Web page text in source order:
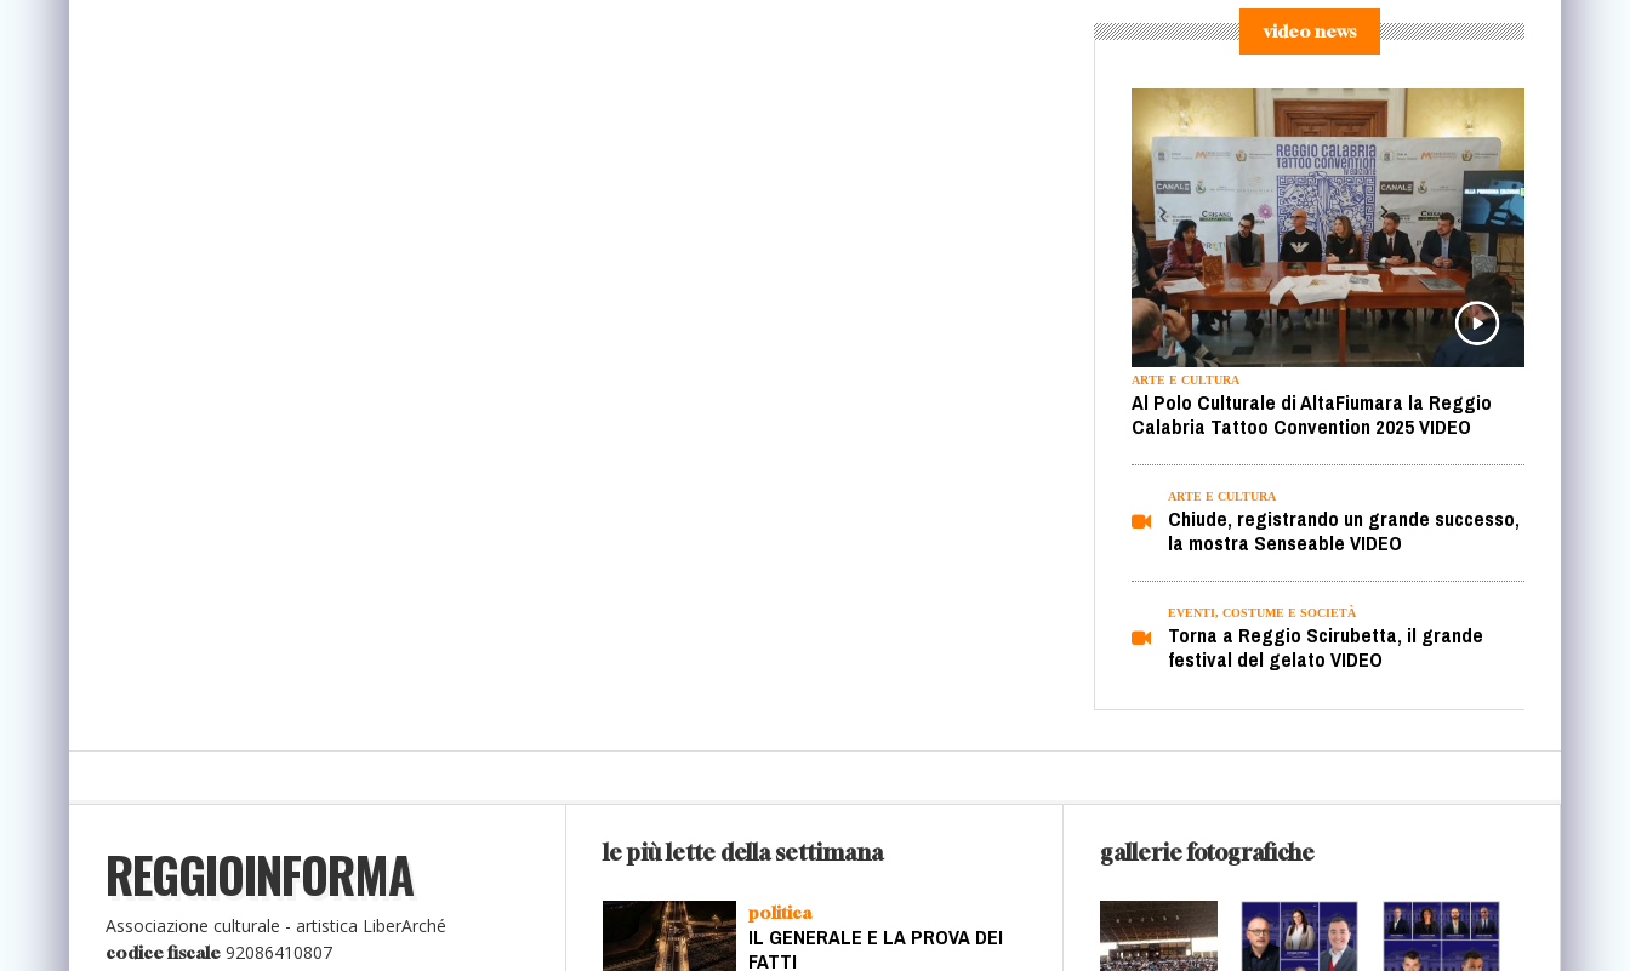
video news
ARTE E CULTURA
Al Polo Culturale di AltaFiumara la Reggio
Calabria Tattoo Convention 2025 VIDEO
ARTE E CULTURA
Chiude, registrando un grande successo,
la mostra Senseable VIDEO
EVENTI, COSTUME E SOCIETÀ
Torna a Reggio Scirubetta, il grande
festival del gelato VIDEO
REGGIOINFORMA
Associazione culturale - artistica LiberArché
codice fiscale 92086410807
le più lette della settimana
politica
IL GENERALE E LA PROVA DEI
FATTI
gallerie fotografiche